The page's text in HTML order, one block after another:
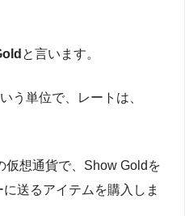
と言います。
う単位で、レートは、
仮想通貨で、Show Goldを
送るアイテムを購入しま